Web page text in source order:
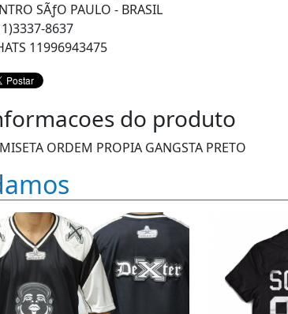
SÃƒO PAULO - BRASIL
8637
11996943475
do produto
ORDEM PROPIA GANGSTA PRETO